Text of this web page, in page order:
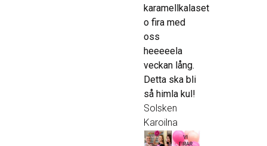
karamellkalaset
o fira med
oss
heeeeela
veckan lång.
Detta ska bli
så himla kul!
Solsken
Karoilna